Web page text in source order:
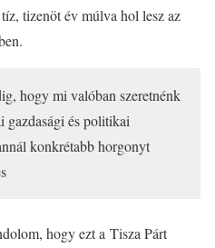
tizenöt év múlva hol lesz az
hogy mi valóban szeretnénk
gazdasági és politikai
konkrétabb horgonyt
hogy ezt a Tisza Párt